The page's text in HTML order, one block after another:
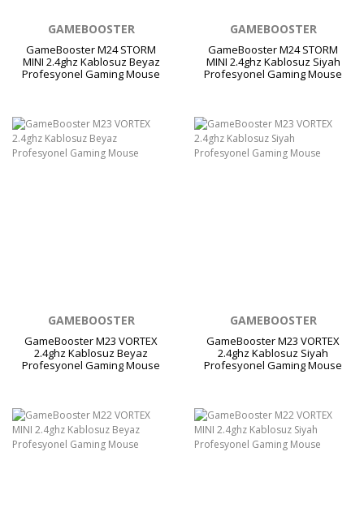
GAMEBOOSTER
GameBooster M24 STORM
MINI 2.4ghz Kablosuz Beyaz
Profesyonel Gaming Mouse
GAMEBOOSTER
GameBooster M24 STORM
MINI 2.4ghz Kablosuz Siyah
Profesyonel Gaming Mouse
GAMEBOOSTER
GameBooster M23 VORTEX
2.4ghz Kablosuz Beyaz
Profesyonel Gaming Mouse
GAMEBOOSTER
GameBooster M23 VORTEX
2.4ghz Kablosuz Siyah
Profesyonel Gaming Mouse